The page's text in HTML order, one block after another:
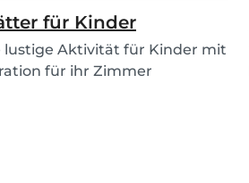
für Kinder
lustige Aktivität für Kinder mit
für ihr Zimmer